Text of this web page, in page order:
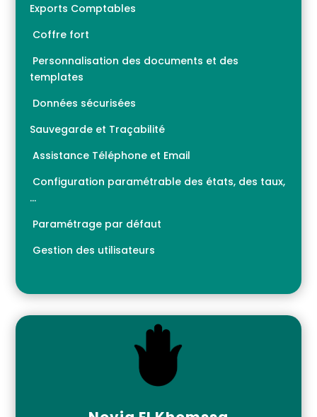
Exports Comptables
Coffre fort
Personnalisation des documents et des
templates
Données sécurisées
Sauvegarde et Traçabilité
Assistance Téléphone et Email
Configuration paramétrable des états, des taux,
…
Paramétrage par défaut
Gestion des utilisateurs